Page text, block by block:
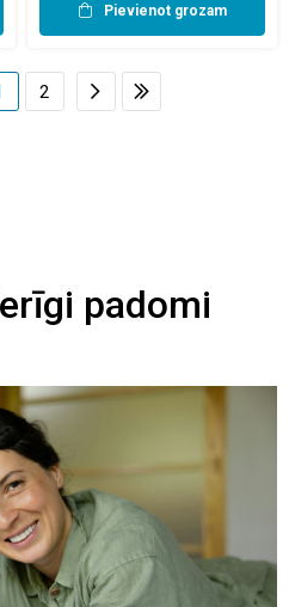
Pievienot grozam
2
padomi